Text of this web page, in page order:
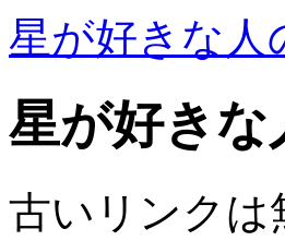
星が好きな人
星が好きな
古いリンクは